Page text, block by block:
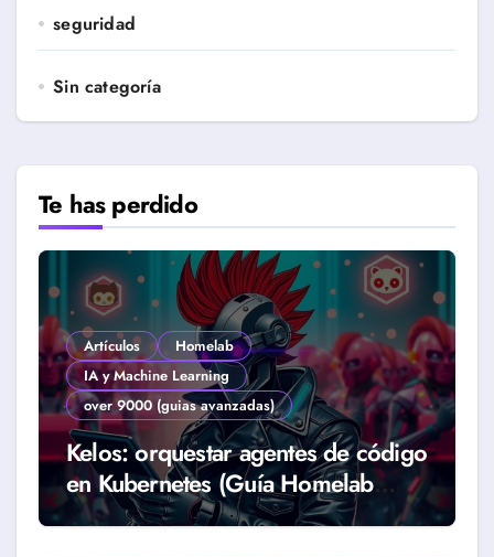
seguridad
Sin categoría
Te has perdido
Artículos
Homelab
IA y Machine Learning
over 9000 (guias avanzadas)
Kelos: orquestar agentes de código
en Kubernetes (Guía Homelab
2026)